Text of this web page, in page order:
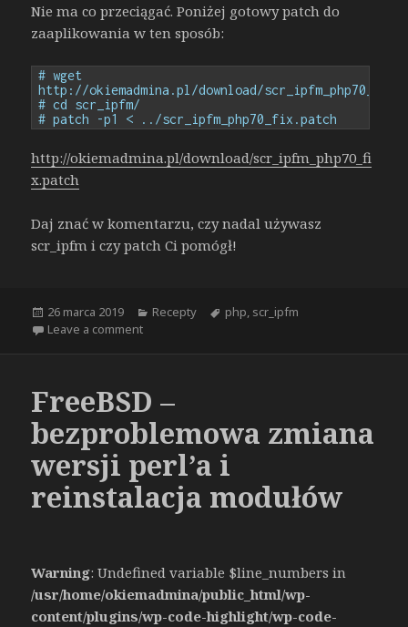
Nie ma co przeciągać. Poniżej gotowy patch do
zaaplikowania w ten sposób:
# wget
http://okiemadmina.pl/download/
# cd scr_ipfm/
# patch -p1 < ../scr_ipfm_php70_fix.patch
http://okiemadmina.pl/download/scr_ipfm_php70_fi
x.patch
Daj znać w komentarzu, czy nadal używasz
scr_ipfm i czy patch Ci pomógł!
Opublikowano
26 marca 2019 Kategorie
Recepty Tagi
php, scr_ipfm
Leave a commenton [RECEPTA] scr_ipfm + PHP 7.0 = PHP Fatal
FreeBSD –
bezproblemowa zmiana
wersji perl’a i
reinstalacja modułów
Warning: Undefined variable $line_numbers in
/usr/home/okiemadmina/public_html/wp-
content/plugins/wp-code-highlight/wp-code-